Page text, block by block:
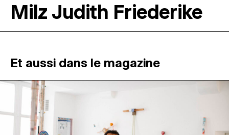
RÉSIDENCES ↓
ATELIERS OUVERTS
PROGRAMMATION
MAGAZINE
Milz Judith Friederike
Et aussi dans le magazine